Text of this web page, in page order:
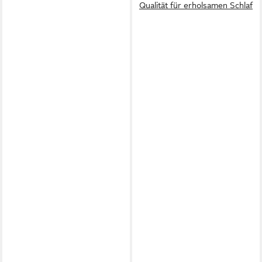
Qualität für erholsamen Schlaf